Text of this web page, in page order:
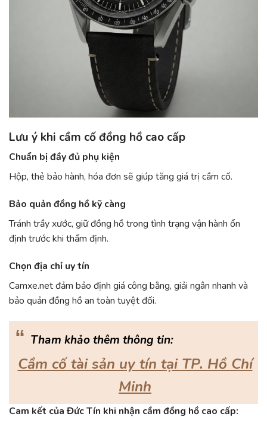
Lưu ý khi cầm cố đồng hồ cao cấp
Chuẩn bị đầy đủ phụ kiện
Hộp, thẻ bảo hành, hóa đơn sẽ giúp tăng giá trị cầm cố.
Bảo quản đồng hồ kỹ càng
Tránh trầy xước, giữ đồng hồ trong tình trạng vận hành ổn
định trước khi thẩm định.
Chọn địa chỉ uy tín
Camxe.net đảm bảo định giá công bằng, giải ngân nhanh và
bảo quản đồng hồ an toàn tuyệt đối.
“ Tham khảo thêm thông tin:
Cầm cố tài sản uy tín tại TP. Hồ Chí
Minh
Cam kết của Đức Tín khi nhận cầm đồng hồ cao cấp: